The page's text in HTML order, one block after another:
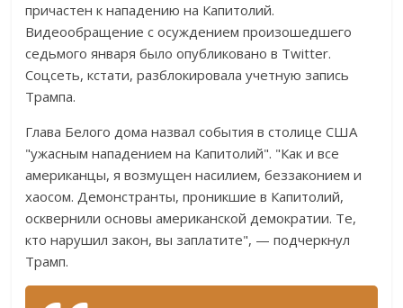
причастен к нападению на Капитолий.
Видеообращение с осуждением произошедшего
седьмого января было опубликовано в Twitter.
Соцсеть, кстати, разблокировала учетную запись
Трампа.
Глава Белого дома назвал события в столице США
"ужасным нападением на Капитолий". "Как и все
американцы, я возмущен насилием, беззаконием и
хаосом. Демонстранты, проникшие в Капитолий,
осквернили основы американской демократии. Те,
кто нарушил закон, вы заплатите", — подчеркнул
Трамп.